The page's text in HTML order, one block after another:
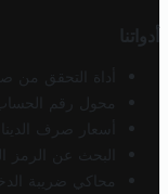
أدواتنا
أداة التحقق من
محول رقم الحساب
أسعار صرف
البحث عن الرمز
محاكي ضريبة